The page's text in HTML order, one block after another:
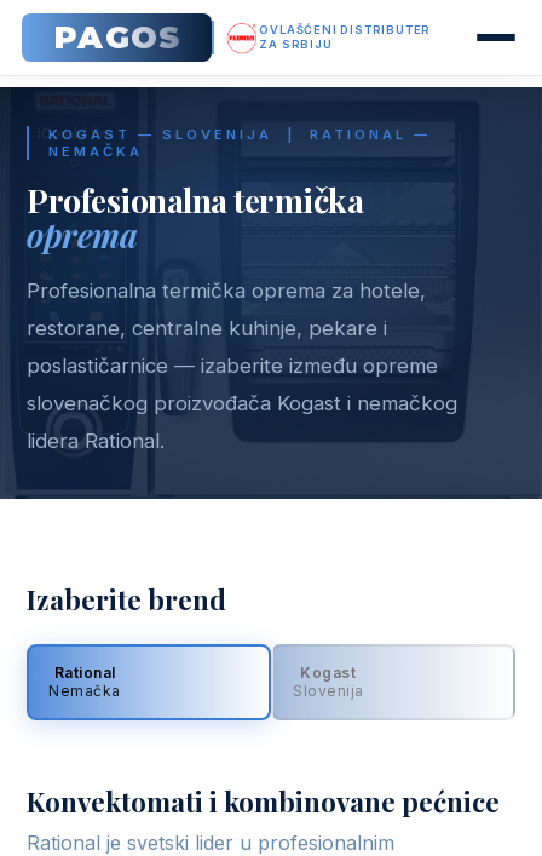
PAGOS
OVLAŠĆENI DISTRIBUTER
ZA SRBIJU
KOGAST — SLOVENIJA | RATIONAL —
NEMAČKA
Profesionalna termička
oprema
Profesionalna termička oprema za hotele,
restorane, centralne kuhinje, pekare i
poslastičarnice — izaberite između opreme
slovenačkog proizvođača Kogast i nemačkog
lidera Rational.
Izaberite brend
Rational
Nemačka
Kogast
Slovenija
Konvektomati i kombinovane pećnice
Rational je svetski lider u profesionalnim